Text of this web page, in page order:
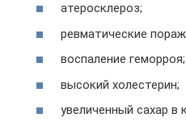
атеросклероз;
ревматические
воспаление геморроя;
высокий холестерин;
увеличенный сахар в